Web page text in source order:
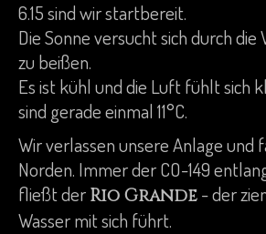
6.15 sind wir startbereit.
Die Sonne versucht sich durch die
zu beißen.
Es ist kühl und die Luft fühlt sich
sind gerade einmal 11°C.
Wir verlassen unsere Anlage und
Norden. Immer der CO-149
fließt der Rio Grande- der
Wasser mit sich führt.